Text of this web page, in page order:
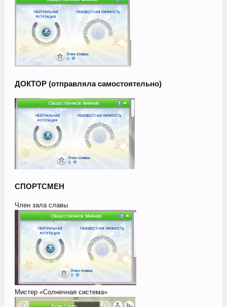
ДОКТОР (отправляла самостоятельно)
СПОРТСМЕН
Член зала славы
Мистер «Солнечная система»